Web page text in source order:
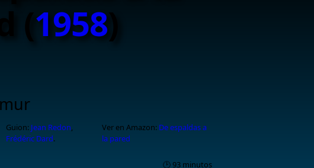
( 1958)
Guion: Jean Redon,
Frédéric Dard.
Ver en Amazon: De espaldas a
la pared
🕑 93 minutos